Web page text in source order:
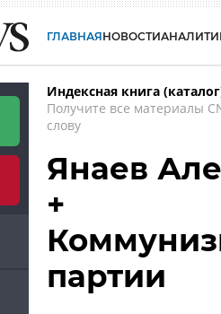
ГЛАВНАЯНОВОСТИ
Индексная книга
Получите все материалы
слову
Янаев
+
партии